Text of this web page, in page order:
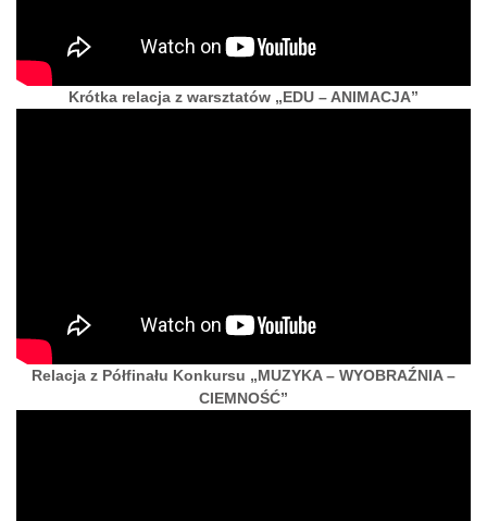
Krótka relacja z warsztatów „EDU – ANIMACJA”
Relacja z Półfinału Konkursu „MUZYKA – WYOBRAŹNIA –
CIEMNOŚĆ”